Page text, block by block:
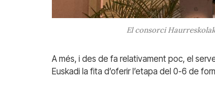
El consorci
A més, i des de fa relativament poc, el
Euskadi la fita d’oferir l’etapa del 0-6 de